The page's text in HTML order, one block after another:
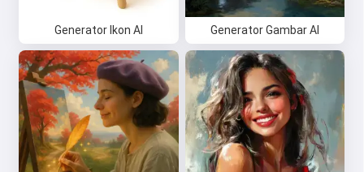
Generator Ikon AI Generator Gambar AI